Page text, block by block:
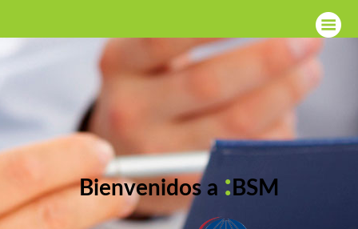
Bienvenidos a : BSM